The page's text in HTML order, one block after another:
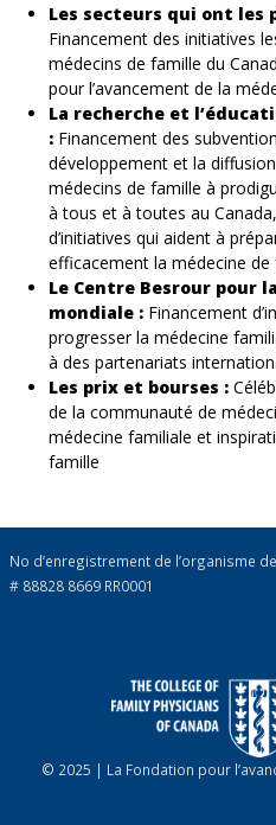
Les secteurs qui ont les
Financement des initiatives
médecins de famille du
pour l’avancement de la
La recherche et
: Financement des
développement et la
médecins de famille à
à tous et à toutes au
d’initiatives qui aident à
efficacement la médecine de
Le Centre Besrour pour
mondiale : Financement
progresser la médecine
à des partenariats
Les prix et bourses :
de la communauté de
médecine familiale et
famille
No d’enregistrement de l’organisme
# 88828 8669 RR0001
© 2025 | La Fondation pour